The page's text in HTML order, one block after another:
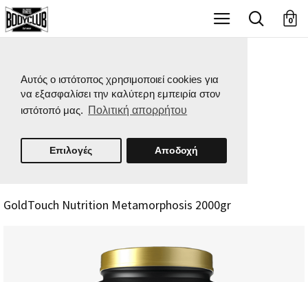
Αυτός ο ιστότοπος χρησιμοποιεί cookies για
να εξασφαλίσει την καλύτερη εμπειρία στον
ιστότοπό μας. Πολιτική απορρήτου
X
Επιλογές Αποδοχή
0
GoldTouch Nutrition Metamorphosis 2000gr